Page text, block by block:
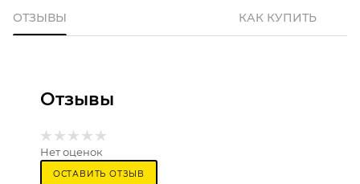
ОТЗЫВЫ КАК КУПИТЬ
Отзывы
Нет оценок
ОСТАВИТЬ ОТЗЫВ